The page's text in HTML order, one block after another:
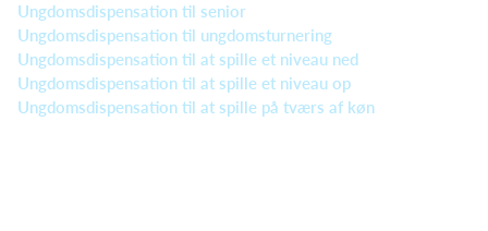
Ungdomsdispensation til senior
Ungdomsdispensation til ungdomsturnering
Ungdomsdispensation til at spille et niveau ned
Ungdomsdispensation til at spille et niveau op
Ungdomsdispensation til at spille på tværs af køn